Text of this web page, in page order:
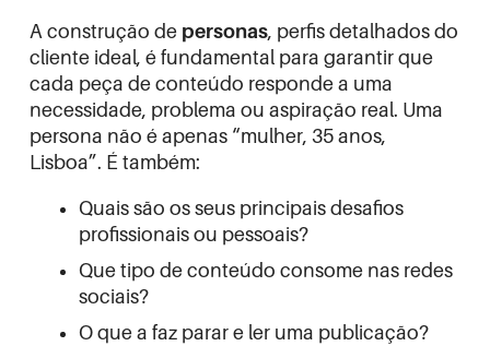
A construção de personas, perfis detalhados do
cliente ideal, é fundamental para garantir que
cada peça de conteúdo responde a uma
necessidade, problema ou aspiração real. Uma
persona não é apenas “mulher, 35 anos,
Lisboa”. É também:
Quais são os seus principais desafios
profissionais ou pessoais?
Que tipo de conteúdo consome nas redes
sociais?
O que a faz parar e ler uma publicação?